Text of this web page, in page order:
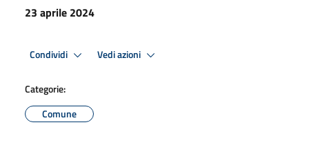
23 aprile 2024
Condividi Vedi azioni
Categorie:
Comune